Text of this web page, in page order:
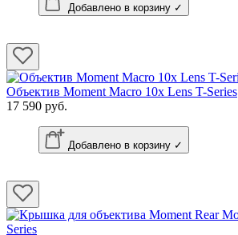
Добавлено в корзину ✓
Объектив Moment Macro 10x Lens T-Series
17 590 руб.
Добавлено в корзину ✓